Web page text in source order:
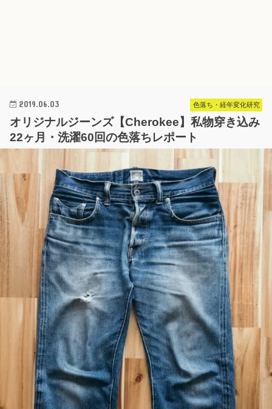
色落ち・経年変化研究
2019.06.03
オリジナルジーンズ【Cherokee】私物穿き込み
22ヶ月・洗濯60回の色落ちレポート